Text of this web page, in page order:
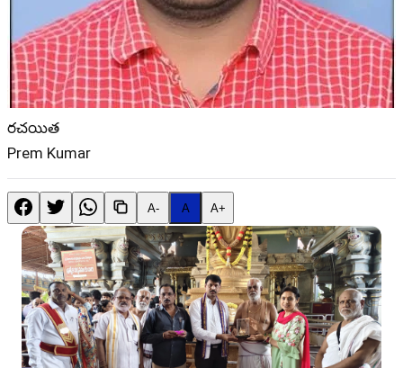
రచయిత
Prem Kumar
A- A A+